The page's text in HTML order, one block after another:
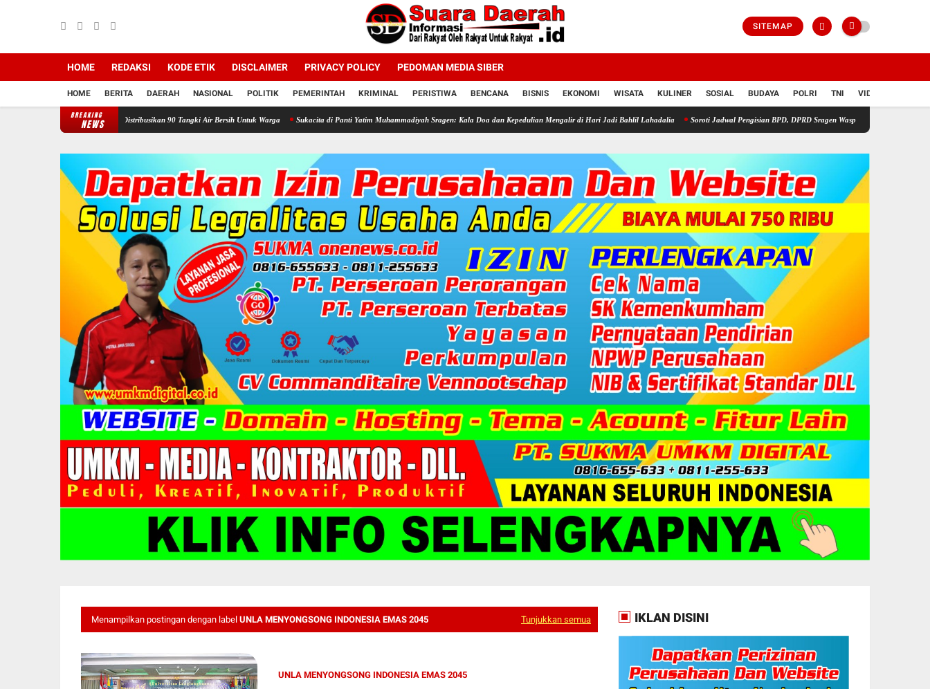
SITEMAP
HOME REDAKSI KODE ETIK DISCLAIMER PRIVACY POLICY PEDOMAN MEDIA SIBER
HOME BERITA DAERAH NASIONAL POLITIK PEMERINTAH KRIMINAL PERISTIWA BENCANA BISNIS EKONOMI WISATA KULINER SOSIAL BUDAYA POLRI TNI VIDIO
BREAKING
NEWS
Tangen Mencatat Distribusikan 90 Tangki Air Bersih Untuk Warga Sukacita di Panti Yatim Muhammadiyah Sragen: Kala Doa dan Kepedulian Mengalir di Hari Jadi Bahlil Lahadalia Soroti Jadwal Pengisian BPD, DPRD Sragen Waspadai Potensi Cacat Hukum dan
Menampilkan postingan dengan label UNLA MENYONGSONG INDONESIA EMAS 2045 Tunjukkan semua
UNLA MENYONGSONG INDONESIA EMAS 2045
IKLAN DISINI